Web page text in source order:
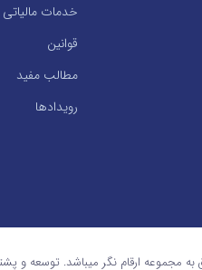
خدمات مالیاتی
قوانین
مطالب مفید
رویدادها
مجموعه ارقام نگر میباشد. توسعه و